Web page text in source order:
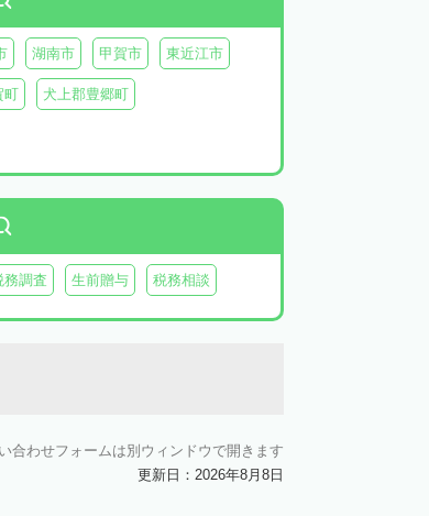
湖南市 甲賀市 東近江市
町 犬上郡豊郷町
務調査 生前贈与 税務相談
合わせフォームは別ウィンドウで開きます
更新日：2026年8月8日